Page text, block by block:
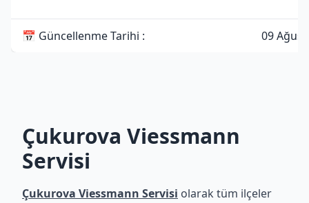
📅 Güncellenme Tarihi : 09
Çukurova Viessmann
Servisi
Çukurova Viessmann Servisi olarak tüm ilçeler